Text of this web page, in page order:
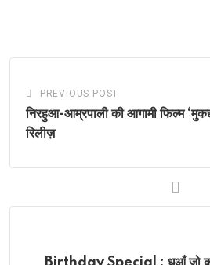
PREVIOUS POST
निरहुआ-आम्रपाली की आगामी फिल्म
रिलीज़